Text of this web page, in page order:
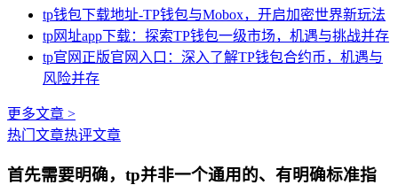
tp钱包下载地址-TP钱包与Mobox，开启加密世界新玩法
tp网址app下载：探索TP钱包一级市场，机遇与挑战并存
tp官网正版官网入口：深入了解TP钱包合约币，机遇与
风险并存
更多文章 >
热门文章热评文章
首先需要明确，tp并非一个通用的、有明确标准指